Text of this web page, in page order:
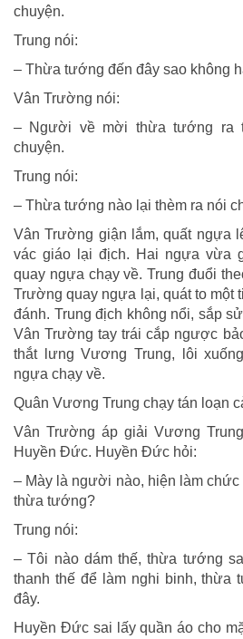
chuyện.
Trung nói:
– Thừa tướng đến đây sao không
Vân Trường nói:
– Người về mời thừa tướng ra
chuyện.
Trung nói:
– Thừa tướng nào lại thèm ra nói
Vân Trường giận lắm, quất ngựa
vác giáo lại địch. Hai ngựa vừa
quay ngựa chạy về. Trung đuổi
Trường quay ngựa lại, quát to một
đánh. Trung địch không nổi, sắp
Vân Trường tay trái cắp ngược
thắt lưng Vương Trung, lôi
ngựa chạy về.
Quân Vương Trung chạy tán loạn
Vân Trường áp giải Vương
Huyền Đức. Huyền Đức hỏi:
– Mày là người nào, hiện làm
thừa tướng?
Trung nói:
– Tôi nào dám thế, thừa tướng
thanh thế để làm nghi binh, thừa
đây.
Huyền Đức sai lấy quần áo cho